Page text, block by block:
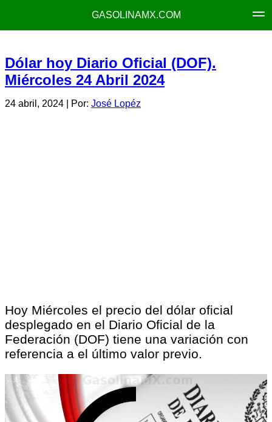
GASOLINAMX.COM
Dólar hoy Diario Oficial (DOF).
Miércoles 24 Abril 2024
24 abril, 2024 | Por: José Lopéz
Hoy Miércoles el precio del dólar oficial
desplegado en el Diario Oficial de la
Federación (DOF) tiene una variación con
referencia a el último valor previo.